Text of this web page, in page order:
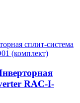
RAC-I-